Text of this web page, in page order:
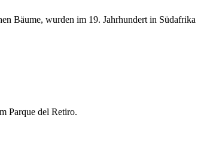
Bäume, wurden im 19. Jahrhundert in Südafrika
Parque del Retiro.